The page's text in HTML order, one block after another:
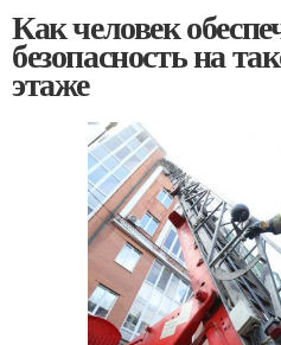
Как человек
безопасность на
этаже